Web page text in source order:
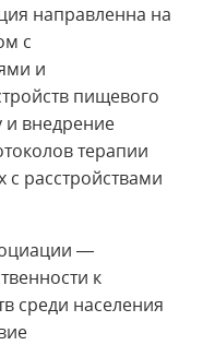
направленна на
с
и
пищевого
и внедрение
терапии
расстройствами
—
к
среди населения